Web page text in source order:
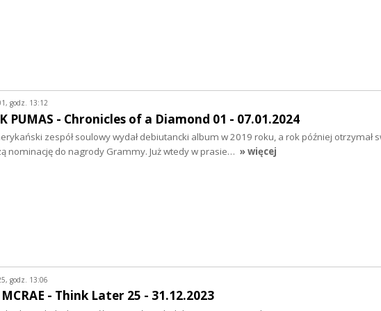
godz. 13:12
PUMAS - Chronicles of a Diamond 01 - 07.01.2024
zespół soulowy wydał debiutancki album w 2019 roku, a rok później otrzymał
nominację do nagrody Grammy. Już wtedy w prasie… » więcej
godz. 13:06
MCRAE - Think Later 25 - 31.12.2023